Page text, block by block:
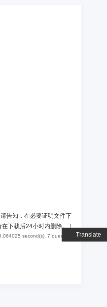
Translate
告知，在必要证明文件下
下载后24小时内删除。)
second(s), 7 queries .